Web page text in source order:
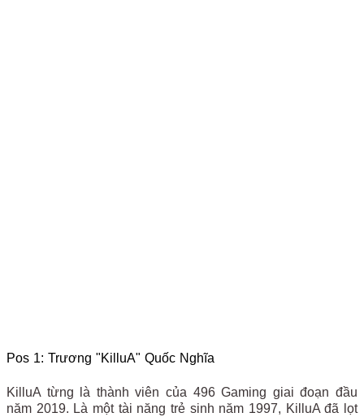
Pos 1: Trương "KilluA" Quốc Nghĩa
KilluA từng là thành viên của 496 Gaming giai đoạn đầu
năm 2019. Là một tài năng trẻ sinh năm 1997, KilluA đã lọt